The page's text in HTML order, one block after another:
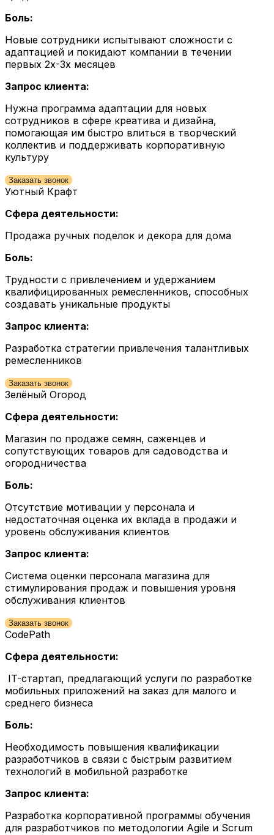
Боль:
Новые сотрудники испытывают сложности с
адаптацией и покидают компании в течении
первых 2х-3х месяцев
Запрос клиента:
Нужна программа адаптации для новых
сотрудников в сфере креатива и дизайна,
помогающая им быстро влиться в творческий
коллектив и поддерживать корпоративную
культуру
Заказать звонок
Уютный Крафт
Сфера деятельности:
Продажа ручных поделок и декора для дома
Боль:
Трудности с привлечением и удержанием
квалифицированных ремесленников, способных
создавать уникальные продукты
Запрос клиента:
Разработка стратегии привлечения талантливых
ремесленников
Заказать звонок
Зелёный Огород
Сфера деятельности:
Магазин по продаже семян, саженцев и
сопутствующих товаров для садоводства и
огородничества
Боль:
Отсутствие мотивации у персонала и
недостаточная оценка их вклада в продажи и
уровень обслуживания клиентов
Запрос клиента:
Система оценки персонала магазина для
стимулирования продаж и повышения уровня
обслуживания клиентов
Заказать звонок
CodePath
Сфера деятельности:
IT-стартап, предлагающий услуги по разработке
мобильных приложений на заказ для малого и
среднего бизнеса
Боль:
Необходимость повышения квалификации
разработчиков в связи с быстрым развитием
технологий в мобильной разработке
Запрос клиента:
Разработка корпоративной программы обучения
для разработчиков по методологии Agile и Scrum